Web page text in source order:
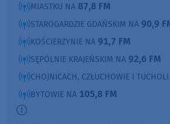
MIASTKU NA 87,8 FM
STAROGARDZIE GDAŃSKIM NA 90,9
KOŚCIERZYNIE NA 91,7 FM
SĘPÓLNIE KRAJEŃSKIM NA 92,6 FM
CHOJNICACH, CZŁUCHOWIE I
BYTOWIE NA 105,8 FM